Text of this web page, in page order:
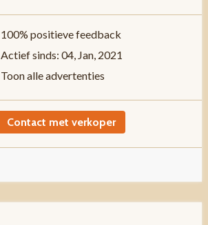
100% positieve feedback
Actief sinds: 04, Jan, 2021
Toon alle advertenties
Contact met verkoper